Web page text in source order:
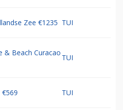
Zee €1235 TUI
& Beach Curacao
TUI
TUI